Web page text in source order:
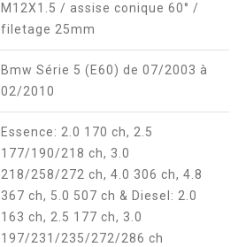
M12X1.5 / assise conique 60° /
filetage 25mm
Bmw Série 5 (E60) de 07/2003 à
02/2010
Essence: 2.0 170 ch, 2.5
177/190/218 ch, 3.0
218/258/272 ch, 4.0 306 ch, 4.8
367 ch, 5.0 507 ch & Diesel: 2.0
163 ch, 2.5 177 ch, 3.0
197/231/235/272/286 ch